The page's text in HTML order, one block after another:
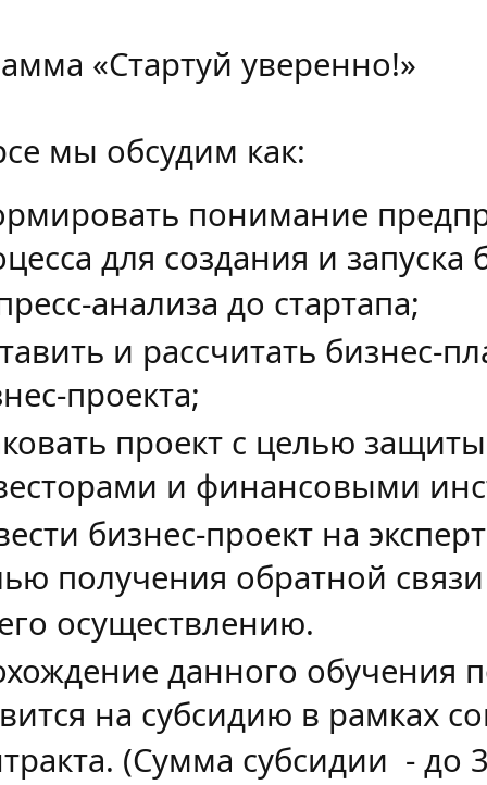
«Стартуй уверенно!»
мы обсудим как:
понимание
для создания и запуска
анализа до стартапа;
и рассчитать бизнес-
проекта;
проект с целью
и финансовыми
бизнес-проект на
получения обратной
осуществлению.
данного обучения
на субсидию в рамках
(Сумма субсидии - до